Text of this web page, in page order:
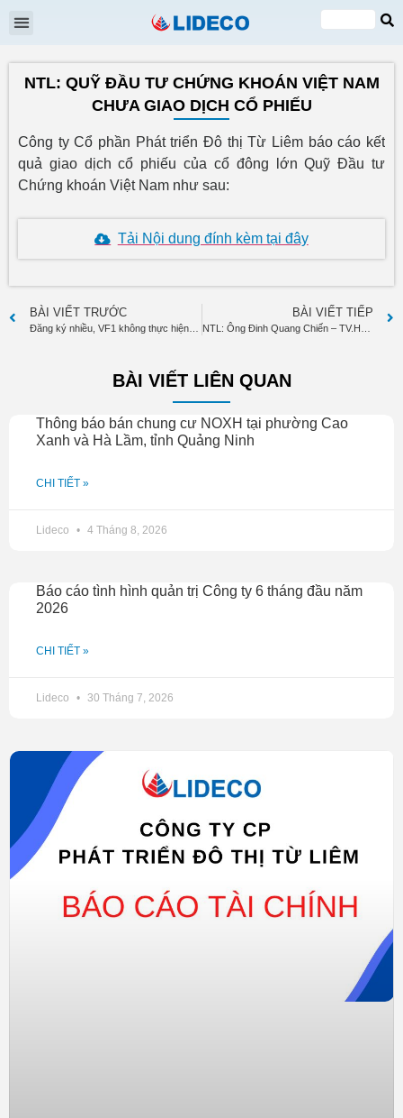
VI
EN
NTL: QUỸ ĐẦU TƯ CHỨNG KHOÁN VIỆT NAM
CHƯA GIAO DỊCH CỔ PHIẾU
Công ty Cổ phần Phát triển Đô thị Từ Liêm báo cáo kết
quả giao dịch cổ phiếu của cổ đông lớn Quỹ Đầu tư
Chứng khoán Việt Nam như sau:
Tải Nội dung đính kèm tại đây
BÀI VIẾT TRƯỚC BÀI VIẾT TIẾP
BÀI VIẾT LIÊN QUAN
Thông báo bán chung cư NOXH tại phường Cao
Xanh và Hà Lầm, tỉnh Quảng Ninh
CHI TIẾT »
Lideco 4 Tháng 8, 2026
Báo cáo tình hình quản trị Công ty 6 tháng đầu năm
2026
CHI TIẾT »
Lideco 30 Tháng 7, 2026